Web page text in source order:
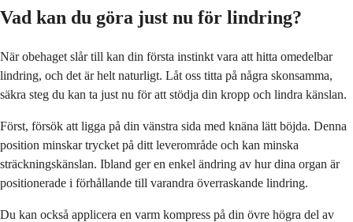
Vad kan du göra just nu för lindring?
När obehaget slår till kan din första instinkt vara att hitta omedelbar
lindring, och det är helt naturligt. Låt oss titta på några skonsamma,
säkra steg du kan ta just nu för att stödja din kropp och lindra känslan.
Först, försök att ligga på din vänstra sida med knäna lätt böjda. Denna
position minskar trycket på ditt leverområde och kan minska
sträckningskänslan. Ibland ger en enkel ändring av hur dina organ är
positionerade i förhållande till varandra överraskande lindring.
Du kan också applicera en varm kompress på din övre högra del av